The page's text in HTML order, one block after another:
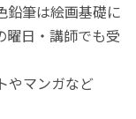
鉛筆は絵画基礎に
曜日・講師でも受
やマンガなど